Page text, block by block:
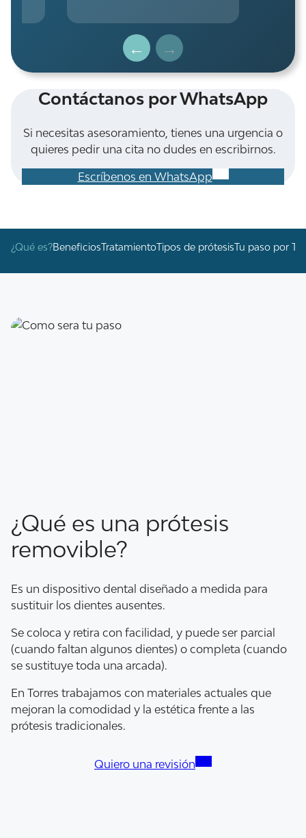
Contáctanos por WhatsApp
Si necesitas asesoramiento, tienes una urgencia o
quieres pedir una cita no dudes en escribirnos.
Escríbenos en WhatsApp
¿Qué es?BeneficiosTratamientoTipos de prótesisTu paso por
¿Qué es una prótesis
removible?
Es un dispositivo dental diseñado a medida para
sustituir los dientes ausentes.
Se coloca y retira con facilidad, y puede ser parcial
(cuando faltan algunos dientes) o completa (cuando
se sustituye toda una arcada).
En Torres trabajamos con materiales actuales que
mejoran la comodidad y la estética frente a las
prótesis tradicionales.
Quiero una revisión